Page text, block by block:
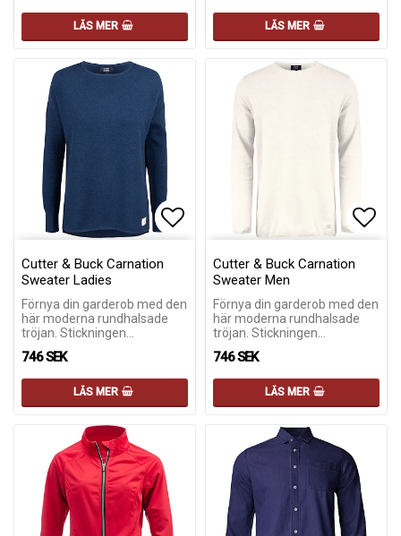
LÄS MER LÄS MER
Lägg till i favoritlistan
Lägg till i favoritlistan
Cutter & Buck Carnation
Sweater Ladies
Förnya din garderob med den
här moderna rundhalsade
tröjan. Stickningen…
746 SEK
LÄS MER
Cutter & Buck Carnation
Sweater Men
Förnya din garderob med den
här moderna rundhalsade
tröjan. Stickningen…
746 SEK
LÄS MER